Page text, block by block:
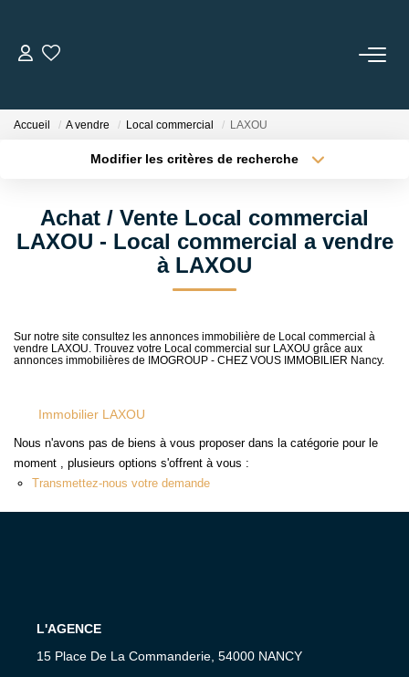
Transaction
Location
ESTIMER
NOTRE AGENCE
CONTACT
Accueil A vendre Local commercial LAXOU
Modifier les critères de recherche
Type de bien
Budget max Plus de critères
Achat / Vente Local commercial
LAXOU - Local commercial a vendre
à LAXOU
Sur notre site consultez les annonces immobilière de Local commercial à
vendre LAXOU. Trouvez votre Local commercial sur LAXOU grâce aux
annonces immobilières de IMOGROUP - CHEZ VOUS IMMOBILIER Nancy.
Immobilier LAXOU
Nous n'avons pas de biens à vous proposer dans la catégorie pour le
moment , plusieurs options s'offrent à vous :
Transmettez-nous votre demande
L'AGENCE
15 Place De La Commanderie, 54000 NANCY